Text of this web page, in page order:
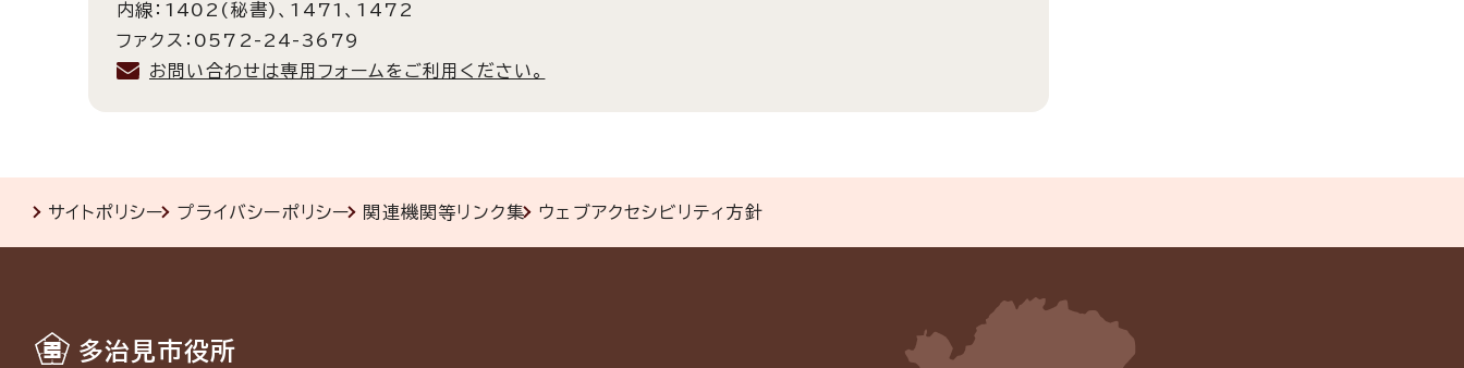
内線：1402(秘書)、1471、1472
ファクス：0572-24-3679
お問い合わせは専用フォームをご利用ください。
サイトポリシー プライバシーポリシー 関連機関等リンク集 ウェブアクセシビリティ方針
多治見市役所